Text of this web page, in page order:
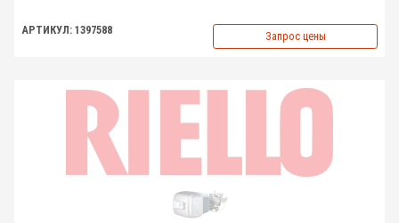
АРТИКУЛ: 1397588 Запрос цены